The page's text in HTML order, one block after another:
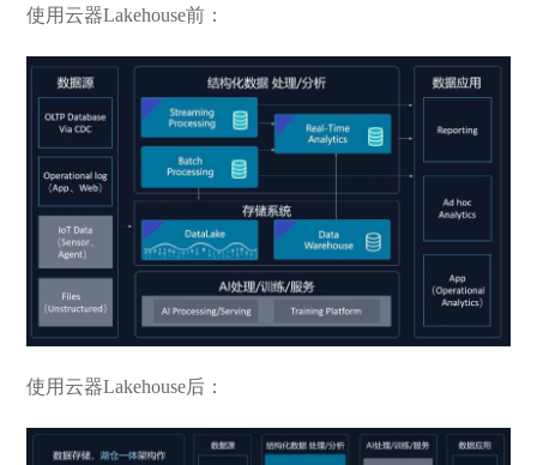
使用云器Lakehouse前：
使用云器Lakehouse后：